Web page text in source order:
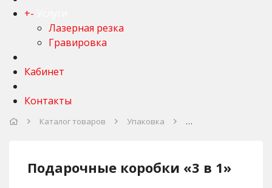
+-
Лазерная резка
Гравировка
Кабинет
Контакты
Каталог товаров Упаковка
Подарочные коробки «3 в 1»